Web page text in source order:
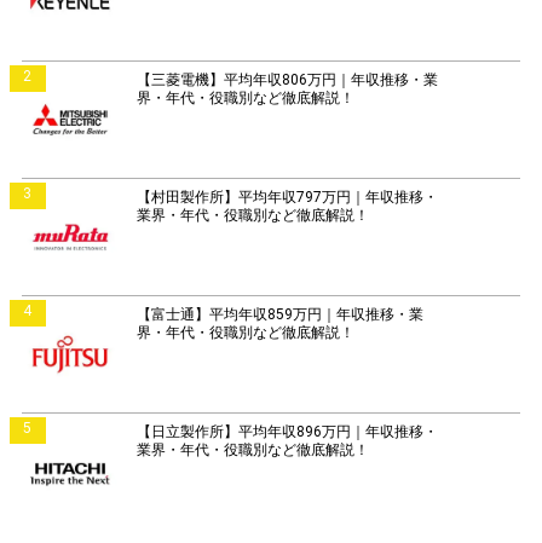
2
【三菱電機】平均年収806万円｜年収推移・業
界・年代・役職別など徹底解説！
3
【村田製作所】平均年収797万円｜年収推移・
業界・年代・役職別など徹底解説！
4
【富士通】平均年収859万円｜年収推移・業
界・年代・役職別など徹底解説！
5
【日立製作所】平均年収896万円｜年収推移・
業界・年代・役職別など徹底解説！